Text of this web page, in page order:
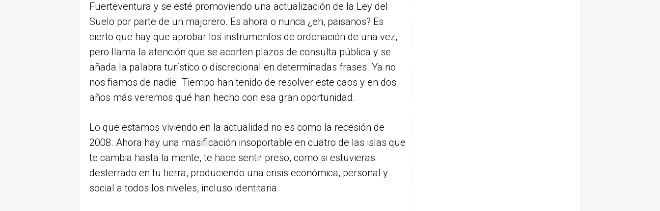
Fuerteventura y se esté promoviendo una actualización de la Ley del
Suelo por parte de un majorero. Es ahora o nunca ¿eh, paisanos? Es
cierto que hay que aprobar los instrumentos de ordenación de una vez,
pero llama la atención que se acorten plazos de consulta pública y se
añada la palabra turístico o discrecional en determinadas frases. Ya no
nos fiamos de nadie. Tiempo han tenido de resolver este caos y en dos
años más veremos qué han hecho con esa gran oportunidad.
Lo que estamos viviendo en la actualidad no es como la recesión de
2008. Ahora hay una masificación insoportable en cuatro de las islas que
te cambia hasta la mente, te hace sentir preso, como si estuvieras
desterrado en tu tierra, produciendo una crisis económica, personal y
social a todos los niveles, incluso identitaria.